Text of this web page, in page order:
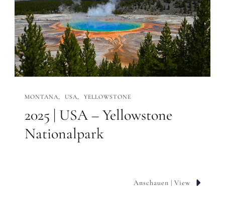
MONTANA USA YELLOWSTONE
2025 | USA – Yellowstone
Nationalpark
Anschauen | View